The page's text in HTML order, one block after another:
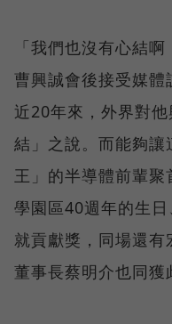
「我們也沒有心結
曹興誠會後接受媒體
近20年來，外界對
結」之說。而能夠
王」的半導體前輩
學園區40週年的生
就貢獻獎，同場還
董事長蔡明介也同獲